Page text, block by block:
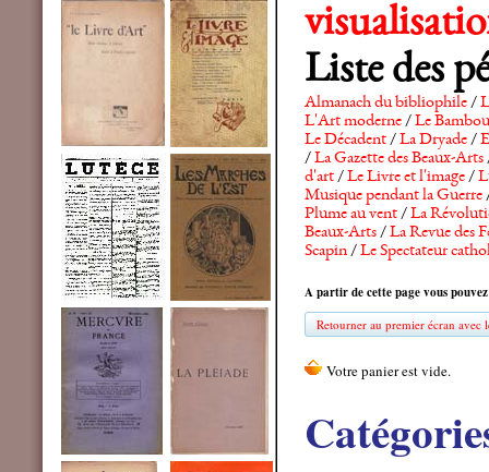
Liste des
Almanach du bibliophile/
L'Art moderne/Le Bambou
Le Décadent/La Dryade/
/La Gazette des Beaux-Arts
d'art/Le Livre et l'image/
Musique pendant la Guerre
Plume au vent/La
Beaux-Arts/La Revue des
Scapin/Le Spectateur
A partir de cette page vous
Retourner au premier écran avec